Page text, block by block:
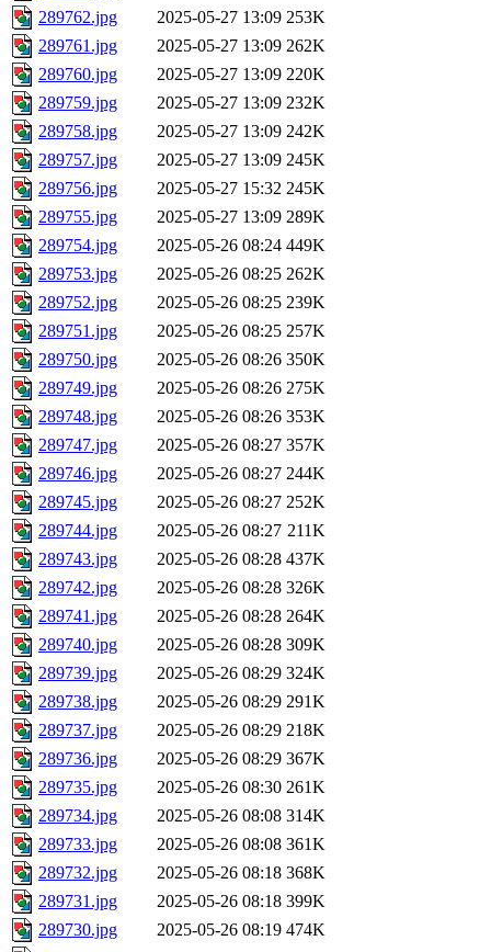
289762.jpg
2025-05-27 13:09 253K
289761.jpg
2025-05-27 13:09 262K
289760.jpg
2025-05-27 13:09 220K
289759.jpg
2025-05-27 13:09 232K
289758.jpg
2025-05-27 13:09 242K
289757.jpg
2025-05-27 13:09 245K
289756.jpg
2025-05-27 15:32 245K
289755.jpg
2025-05-27 13:09 289K
289754.jpg
2025-05-26 08:24 449K
289753.jpg
2025-05-26 08:25 262K
289752.jpg
2025-05-26 08:25 239K
289751.jpg
2025-05-26 08:25 257K
289750.jpg
2025-05-26 08:26 350K
289749.jpg
2025-05-26 08:26 275K
289748.jpg
2025-05-26 08:26 353K
289747.jpg
2025-05-26 08:27 357K
289746.jpg
2025-05-26 08:27 244K
289745.jpg
2025-05-26 08:27 252K
289744.jpg
2025-05-26 08:27 211K
289743.jpg
2025-05-26 08:28 437K
289742.jpg
2025-05-26 08:28 326K
289741.jpg
2025-05-26 08:28 264K
289740.jpg
2025-05-26 08:28 309K
289739.jpg
2025-05-26 08:29 324K
289738.jpg
2025-05-26 08:29 291K
289737.jpg
2025-05-26 08:29 218K
289736.jpg
2025-05-26 08:29 367K
289735.jpg
2025-05-26 08:30 261K
289734.jpg
2025-05-26 08:08 314K
289733.jpg
2025-05-26 08:08 361K
289732.jpg
2025-05-26 08:18 368K
289731.jpg
2025-05-26 08:18 399K
289730.jpg
2025-05-26 08:19 474K